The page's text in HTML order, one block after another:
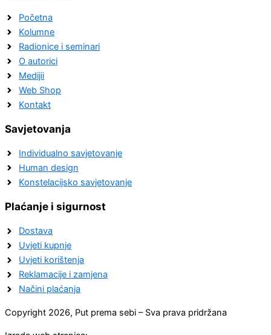
Početna
Kolumne
Radionice i seminari
O autorici
Medijii
Web Shop
Kontakt
Savjetovanja
Individualno savjetovanje
Human design
Konstelacijsko savjetovanje
Plaćanje i sigurnost
Dostava
Uvjeti kupnje
Uvjeti korištenja
Reklamacije i zamjena
Načini plaćanja
Copyright 2026, Put prema sebi – Sva prava pridržana